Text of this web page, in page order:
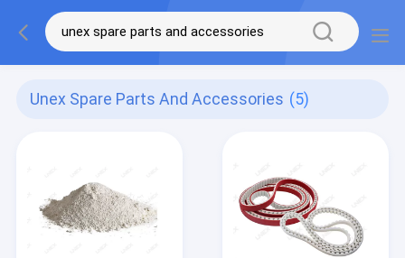
Unex Spare Parts And Accessories (5)